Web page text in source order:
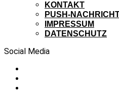
KONTAKT
PUSH-
IMPRESSUM
DATENSCHUTZ
Social Media